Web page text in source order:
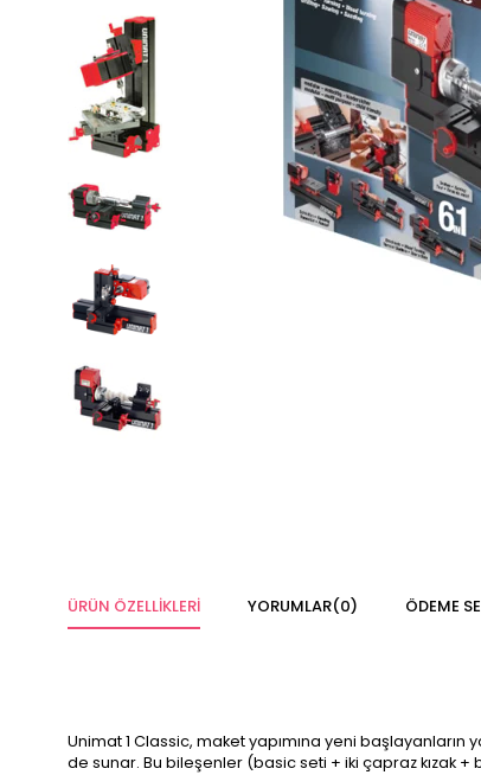
ÜRÜN ÖZELLIKLERI YORUMLAR(0) ÖDEME
Unimat 1 Classic, maket yapımına yeni
de sunar. Bu bileşenler (basic seti + iki çapraz kızak